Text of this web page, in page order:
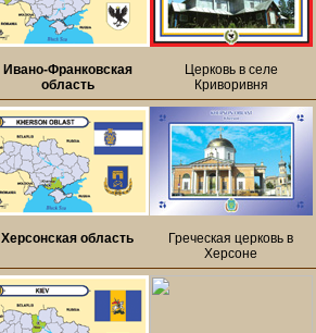
Ивано-Франковская
область
Церковь в селе
Криворивня
Херсонская область
Греческая церковь в
Херсоне